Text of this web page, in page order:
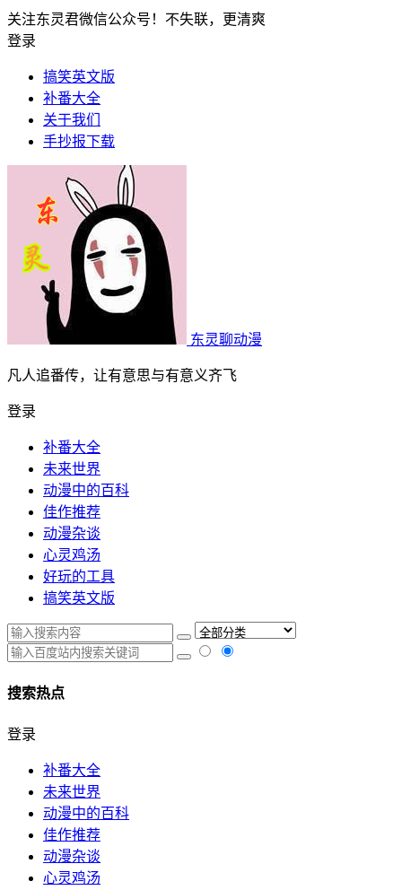
关注东灵君微信公众号！不失联，更清爽
登录
搞笑英文版
补番大全
关于我们
手抄报下载
东灵聊动漫
凡人追番传，让有意思与有意义齐飞
登录
补番大全
未来世界
动漫中的百科
佳作推荐
动漫杂谈
心灵鸡汤
好玩的工具
搞笑英文版
搜索热点
登录
补番大全
未来世界
动漫中的百科
佳作推荐
动漫杂谈
心灵鸡汤